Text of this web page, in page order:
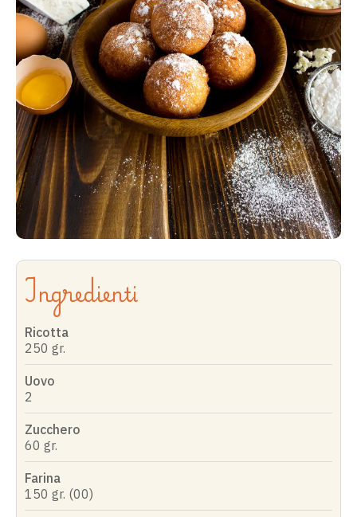
Ingredienti
Ricotta
250 gr.
Uovo
2
Zucchero
60 gr.
Farina
150 gr. (00)